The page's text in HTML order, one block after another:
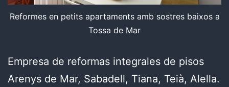
Reformes en petits apartaments amb sostres baixos a
Tossa de Mar
Empresa de reformas integrales de pisos
Arenys de Mar, Sabadell, Tiana, Teià, Alella.